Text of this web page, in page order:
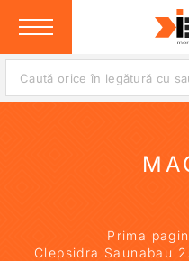
Prima
Clepsidra Saunabau